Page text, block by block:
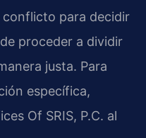
conflicto para decidir
proceder a dividir
justa. Para
específica,
Of SRIS, P.C. al